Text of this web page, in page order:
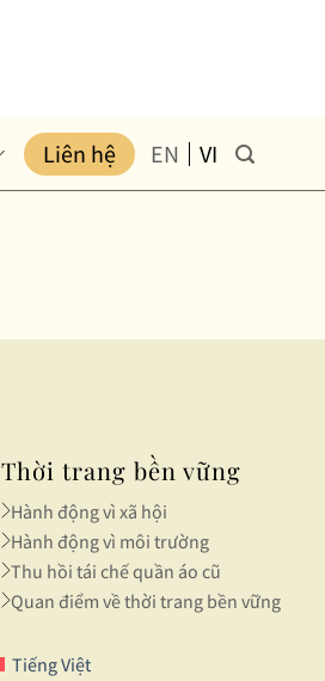
Liên hệ EN VI
Thời trang bền vững
Hành động vì xã hội
Hành động vì môi trường
Thu hồi tái chế quần áo cũ
Quan điểm về thời trang bền vững
Tiếng Việt